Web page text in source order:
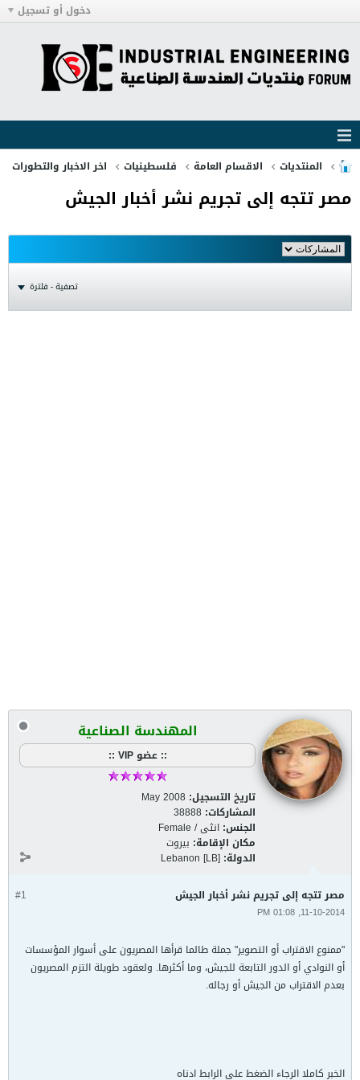
دخول أو تسجيل
المنتديات الاقسام العامة فلسطينيات اخر الاخبار والتطورات
مصر تتجه إلى تجريم نشر أخبار الجيش
تصفية - فلترة
المهندسة الصناعية
:: عضو VIP ::
تاريخ التسجيل: May 2008
المشاركات: 38888
الجنس: انثى / Female
مكان الإقامة: بيروت
الدولة: Lebanon [LB]
#1 مصر تتجه إلى تجريم نشر أخبار الجيش
11-10-2014, 01:08 PM
"ممنوع الاقتراب أو التصوير" جملة طالما قرأها المصريون على أسوار المؤسسات
أو النوادي أو الدور التابعة للجيش، وما أكثرها. ولعقود طويلة التزم المصريون
بعدم الاقتراب من الجيش أو رجاله.
الخبر كاملا الرجاء الضغط على الرابط ادناه